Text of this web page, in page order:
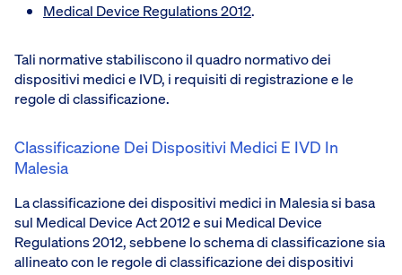
Medical Device Regulations 2012.
Tali normative stabiliscono il quadro normativo dei
dispositivi medici e IVD, i requisiti di registrazione e le
regole di classificazione.
Classificazione Dei Dispositivi Medici E IVD In
Malesia
La classificazione dei dispositivi medici in Malesia si basa
sul Medical Device Act 2012 e sui Medical Device
Regulations 2012, sebbene lo schema di classificazione sia
allineato con le regole di classificazione dei dispositivi